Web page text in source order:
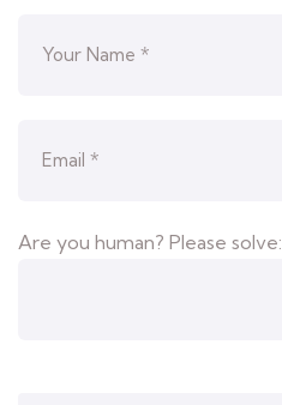
Are you human? Please solve: